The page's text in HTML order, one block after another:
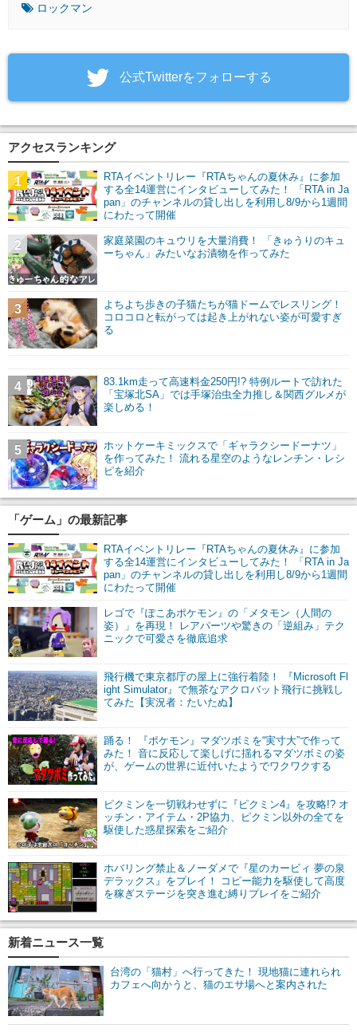
ロックマン
‎公式Twitterをフォローする
アクセスランキング
RTAイベントリレー『RTAちゃんの夏休み』に参加
する全14運営にインタビューしてみた！ 「RTA in Ja
pan」のチャンネルの貸し出しを利用し8/9から1週間
にわたって開催
1
家庭菜園のキュウリを大量消費！ 「きゅうりのキュ
ーちゃん」みたいなお漬物を作ってみた
2
よちよち歩きの子猫たちが猫ドームでレスリング！
コロコロと転がっては起き上がれない姿が可愛すぎ
る
3
83.1km走って高速料金250円!? 特例ルートで訪れた
「宝塚北SA」では手塚治虫全力推し＆関西グルメが
楽しめる！
4
ホットケーキミックスで「ギャラクシードーナツ」
を作ってみた！ 流れる星空のようなレンチン・レシ
ピを紹介
5
「ゲーム」の最新記事
RTAイベントリレー『RTAちゃんの夏休み』に参加
する全14運営にインタビューしてみた！ 「RTA in Ja
pan」のチャンネルの貸し出しを利用し8/9から1週間
にわたって開催
レゴで『ぽこあポケモン』の「メタモン（人間の
姿）」を再現！ レアパーツや驚きの「逆組み」テク
ニックで可愛さを徹底追求
飛行機で東京都庁の屋上に強行着陸！ 『Microsoft Fl
ight Simulator』で無茶なアクロバット飛行に挑戦し
てみた【実況者：たいたぬ】
踊る！ 『ポケモン』マダツボミを“実寸大”で作って
みた！ 音に反応して楽しげに揺れるマダツボミの姿
が、ゲームの世界に近付いたようでワクワクする
ピクミンを一切戦わせずに『ピクミン4』を攻略!? オ
ッチン・アイテム・2P協力、ピクミン以外の全てを
駆使した惑星探索をご紹介
ホバリング禁止＆ノーダメで『星のカービィ 夢の泉
デラックス』をプレイ！ コピー能力を駆使して高度
を稼ぎステージを突き進む縛りプレイをご紹介
新着ニュース一覧
台湾の「猫村」へ行ってきた！ 現地猫に連れられ
カフェへ向かうと、猫のエサ場へと案内された